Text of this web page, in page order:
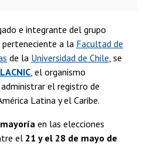
e integrante del grupo
perteneciente a la Facultad de
de la Universidad de Chile, se
LACNIC, el organismo
el registro de
Latina y el Caribe.
en las elecciones
el 21 y el 28 de mayo de